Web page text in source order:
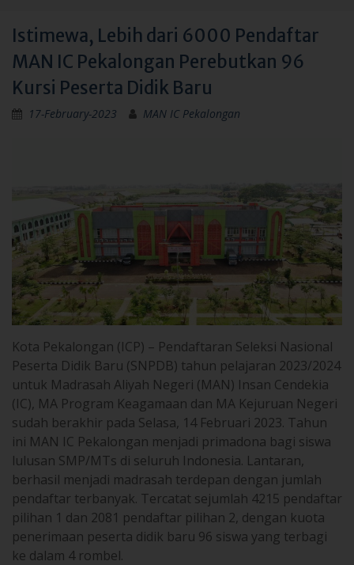
Istimewa, Lebih dari 6000 Pendaftar
MAN IC Pekalongan Perebutkan 96
Kursi Peserta Didik Baru
17-February-2023 MAN IC Pekalongan
Kota Pekalongan (ICP) – Pendaftaran Seleksi Nasional
Peserta Didik Baru (SNPDB) tahun pelajaran 2023/2024
untuk Madrasah Aliyah Negeri (MAN) Insan Cendekia
(IC), MA Program Keagamaan dan MA Kejuruan Negeri
sudah berakhir pada Selasa, 14 Februari 2023. Tahun
ini MAN IC Pekalongan menjadi primadona bagi siswa
lulusan SMP/MTs di seluruh Indonesia. Lantaran,
berhasil menjadi madrasah terdepan dengan jumlah
pendaftar terbanyak. Tercatat sejumlah 4215 pendaftar
pilihan 1 dan 2081 pendaftar pilihan 2, dengan kuota
penerimaan peserta didik baru 96 siswa yang terbagi
ke dalam 4 rombel.